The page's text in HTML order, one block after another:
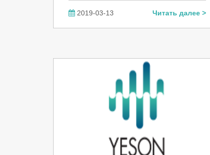
2019-03-13 Читать далее >